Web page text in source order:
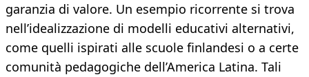
garanzia di valore. Un esempio ricorrente si trova
nell’idealizzazione di modelli educativi alternativi,
come quelli ispirati alle scuole finlandesi o a certe
comunità pedagogiche dell’America Latina. Tali